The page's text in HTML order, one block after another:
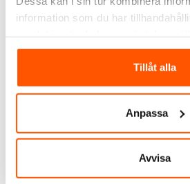
information som du har
Tillåt alla
Anpassa
Avvisa
ANDRA KUNDER KÖPTE ÄVEN
Wago 221